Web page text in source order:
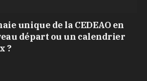
unique de la CEDEAO en
départ ou un calendrier
?